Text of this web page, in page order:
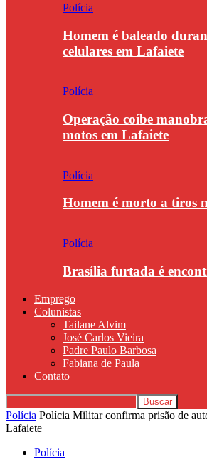
Polícia
Homem é baleado
celulares em Lafaiete
Polícia
Operação coíbe
motos em Lafaiete
Polícia
Homem é morto a tiros
Polícia
Brasília furtada é
Emprego
Colunistas
Tailane Alvim
José Carlos Vieira
Padre Paulo Barbosa
Fabiana de Paula
Contato
Polícia Polícia Militar confirma prisão de
Lafaiete
Polícia